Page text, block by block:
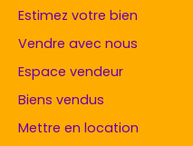
Estimez votre bien
Vendre avec nous
Espace vendeur
Biens vendus
Mettre en location